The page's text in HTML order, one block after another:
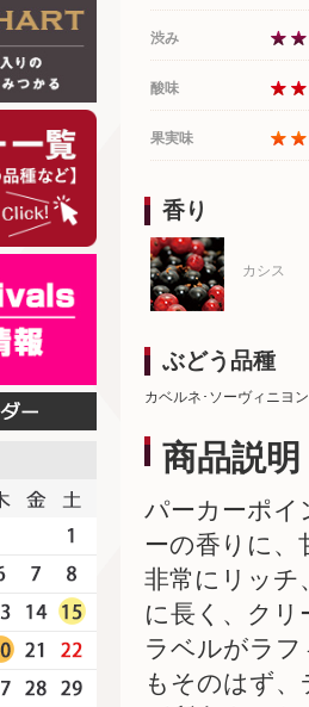
渋み
酸味
果実味
香り
カシス
ぶどう品種
カベルネ･ソーヴィニヨ
商品説明
パーカーポイ
ーの香りに
非常にリッチ
に長く、クリ
ラベルがラ
もそのはず